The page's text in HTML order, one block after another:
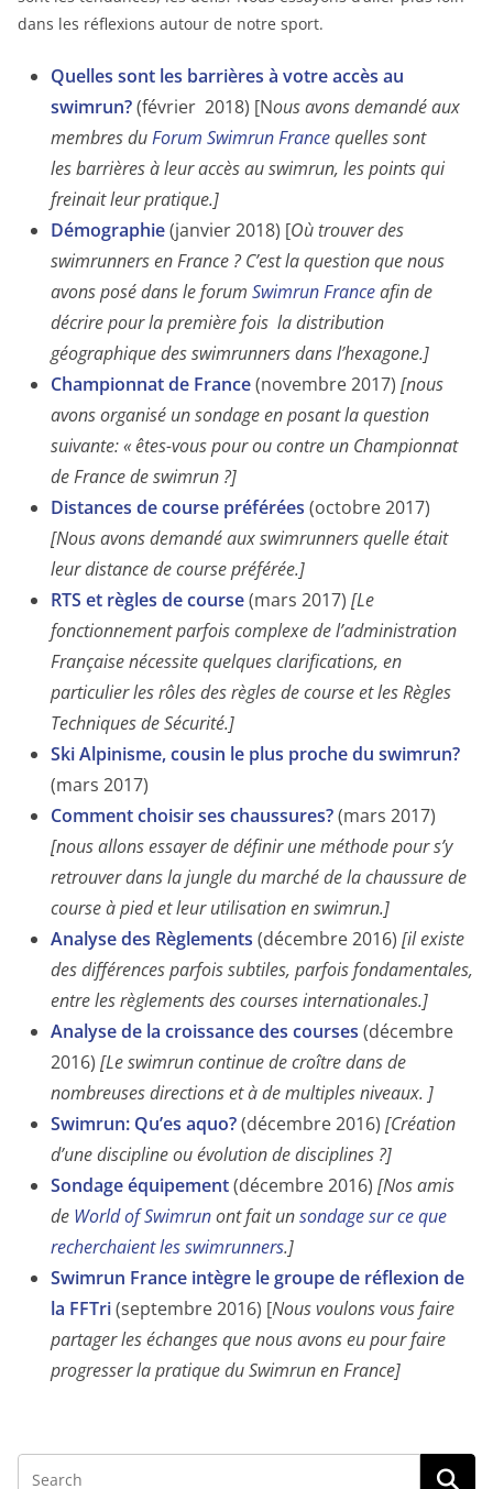
dans les réflexions autour de notre sport.
Quelles sont les barrières à votre accès au
swimrun?(février 2018) [Nous avons demandé aux
membres duForum Swimrun Francequelles sont
les barrières à leur accès au swimrun, les points qui
freinait leur pratique.]
Démographie(janvier 2018) [Où trouver des
swimrunners en France ? C’est la question que nous
avons posé dans le forum Swimrun Franceafin de
décrire pour la première fois la distribution
géographique des swimrunners dans l’hexagone.]
Championnat de France(novembre 2017) [nous
avons organisé un sondage en posant la question
suivante: « êtes-vous pour ou contre un Championnat
de France de swimrun ?]
Distances de course préférées (octobre 2017)
[Nous avons demandé aux swimrunners quelle était
leur distance de course préférée.]
RTS et règles de course(mars 2017) [Le
fonctionnement parfois complexe de l’administration
Française nécessite quelques clarifications, en
particulier les rôles des règles de course et les Règles
Techniques de Sécurité.]
Ski Alpinisme, cousin le plus proche du swimrun?
(mars 2017)
Comment choisir ses chaussures?(mars 2017)
[nous allons essayer de définir une méthode pour s’y
retrouver dans la jungle du marché de la chaussure de
course à pied et leur utilisation en swimrun.]
Analyse des Règlements (décembre 2016) [il existe
des différences parfois subtiles, parfois fondamentales,
entre les règlements des courses internationales.]
Analyse de la croissance des courses (décembre
2016) [Le swimrun continue de croître dans de
nombreuses directions et à de multiples niveaux. ]
Swimrun: Qu’es aquo?(décembre 2016) [Création
d’une discipline ou évolution de disciplines ?]
Sondage équipement(décembre 2016) [Nos amis
de World of Swimrunont fait unsondage sur ce que
recherchaient les swimrunners.]
Swimrun France intègre le groupe de réflexion de
la FFTri(septembre 2016) [Nous voulons vous faire
partager les échanges que nous avons eu pour faire
progresser la pratique du Swimrun en France]